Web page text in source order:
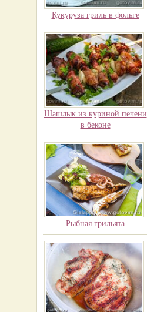
Кукуруза гриль в фольге
Шашлык из куриной печени
в беконе
Рыбная грильята